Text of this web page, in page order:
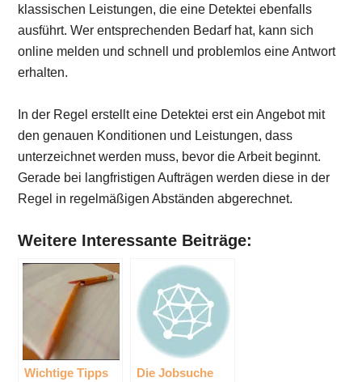
klassischen Leistungen, die eine Detektei ebenfalls
ausführt. Wer entsprechenden Bedarf hat, kann sich
online melden und schnell und problemlos eine Antwort
erhalten.
In der Regel erstellt eine Detektei erst ein Angebot mit
den genauen Konditionen und Leistungen, dass
unterzeichnet werden muss, bevor die Arbeit beginnt.
Gerade bei langfristigen Aufträgen werden diese in der
Regel in regelmäßigen Abständen abgerechnet.
Weitere Interessante Beiträge:
Wichtige Tipps
Die Jobsuche